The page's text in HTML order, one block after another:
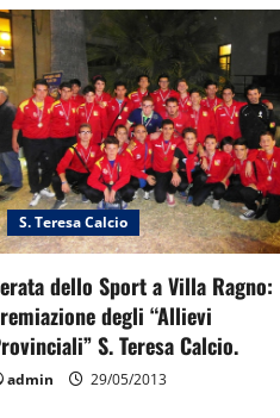
S. Teresa Calcio
dello Sport a Villa Ragno:
degli “Allievi
S. Teresa Calcio.
admin 29/05/2013